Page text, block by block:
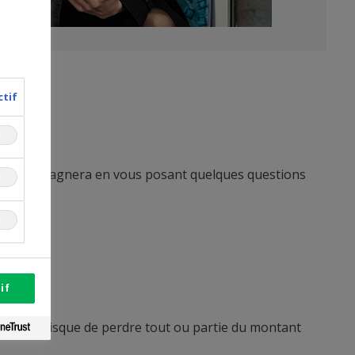
en vous posant quelques questions
le risque de perdre tout ou partie du montant